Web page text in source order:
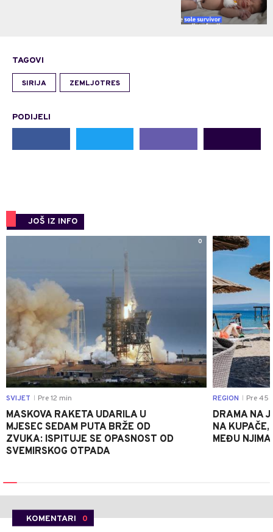
TAGOVI
SIRIJA ZEMLJOTRES
PODIJELI
JOŠ IZ INFO
0
SVIJET Pre 12 min
MASKOVA RAKETA UDARILA U
MJESEC SEDAM PUTA BRŽE OD
ZVUKA: ISPITUJE SE OPASNOST OD
SVEMIRSKOG OTPADA
REGION Pre 45
DRAMA NA
NA
MEĐU NJIMA
KOMENTARI 0